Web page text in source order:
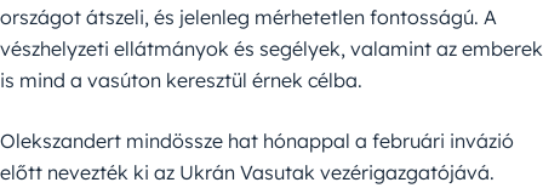
országot átszeli, és jelenleg mérhetetlen fontosságú. A
vészhelyzeti ellátmányok és segélyek, valamint az emberek
is mind a vasúton keresztül érnek célba.
Olekszandert mindössze hat hónappal a februári invázió
előtt nevezték ki az Ukrán Vasutak vezérigazgatójává.